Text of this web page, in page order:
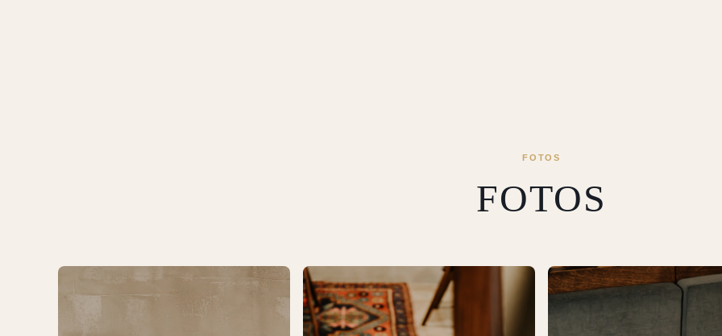
FOTOS
FOTOS